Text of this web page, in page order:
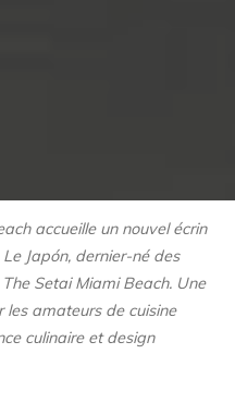
accueille un nouvel écrin
Le Japón, dernier-né des
Setai Miami Beach. Une
les amateurs de cuisine
culinaire et design